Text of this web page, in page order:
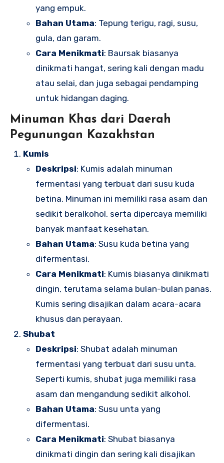
yang empuk.
Bahan Utama: Tepung terigu, ragi, susu,
gula, dan garam.
Cara Menikmati: Baursak biasanya
dinikmati hangat, sering kali dengan madu
atau selai, dan juga sebagai pendamping
untuk hidangan daging.
Minuman Khas dari Daerah
Pegunungan Kazakhstan
Kumis
Deskripsi: Kumis adalah minuman
fermentasi yang terbuat dari susu kuda
betina. Minuman ini memiliki rasa asam dan
sedikit beralkohol, serta dipercaya memiliki
banyak manfaat kesehatan.
Bahan Utama: Susu kuda betina yang
difermentasi.
Cara Menikmati: Kumis biasanya dinikmati
dingin, terutama selama bulan-bulan panas.
Kumis sering disajikan dalam acara-acara
khusus dan perayaan.
Shubat
Deskripsi: Shubat adalah minuman
fermentasi yang terbuat dari susu unta.
Seperti kumis, shubat juga memiliki rasa
asam dan mengandung sedikit alkohol.
Bahan Utama: Susu unta yang
difermentasi.
Cara Menikmati: Shubat biasanya
dinikmati dingin dan sering kali disajikan